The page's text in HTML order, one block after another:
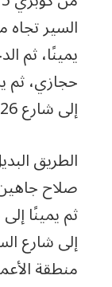
السير
يمينًا، ثم
حجازي، ثم
إلى شارع 26 يوليو بعد تجاوز منطقة الأعمال.
الطريق
صلاح
ثم يمينًا
إلى شارع
منطقة